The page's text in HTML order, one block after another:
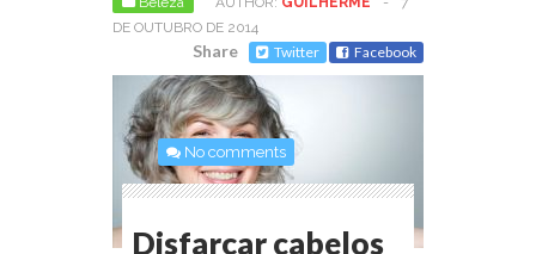
DE OUTUBRO DE 2014
Share Twitter Facebook
No comments
Disfarçar cabelos